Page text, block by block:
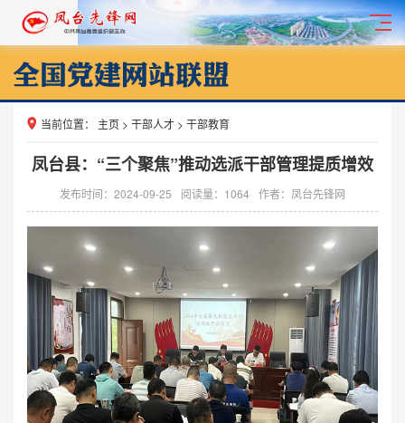
当前位置： 主页 > 干部人才 > 干部教育
凤台县：“三个聚焦”推动选派干部管理提质增效
发布时间：2024-09-25 阅读量： 1064 作者：凤台先锋网